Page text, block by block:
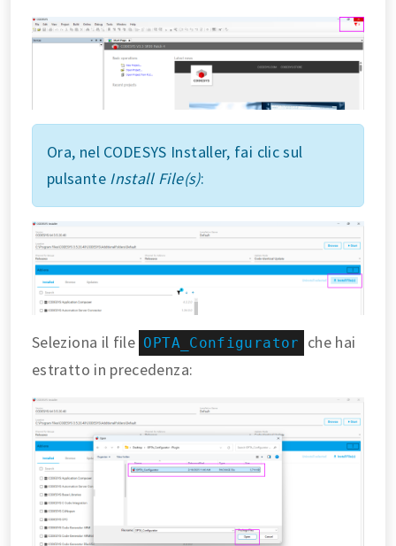
Ora, nel CODESYS Installer, fai clic sul
pulsante Install File(s):
Seleziona il file OPTA_Configurator
che hai
estratto in precedenza: